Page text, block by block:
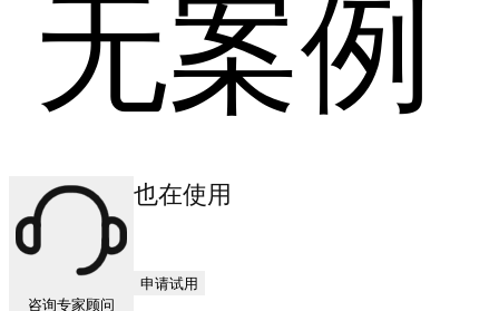
无案例
其他商户也在使用
咨询专家顾问
申请试用